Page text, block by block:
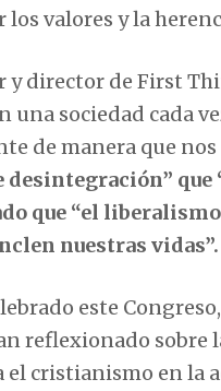
valores y la
y director de First
sociedad cada
de manera que
desintegración”
que “el
nuestras vidas”.
este
reflexionado sobre
cristianismo en la